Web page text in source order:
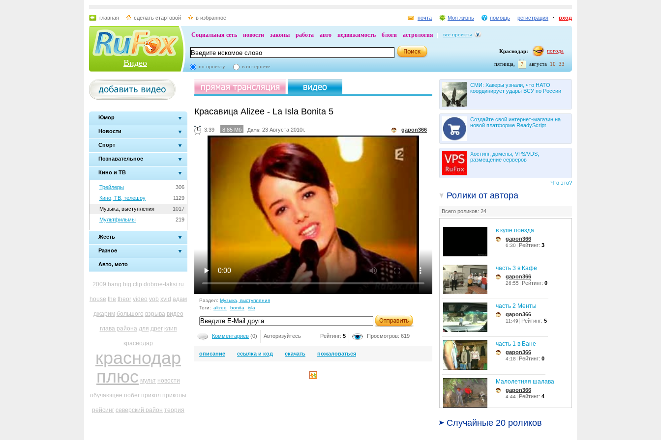
главная сделать стартовой в избранное почта Моя жизнь помощь регистрация вход
Видео
Социальная сеть новости законы работа авто недвижимость блоги астрология все проекты
Краснодар: погода
10 : 33
августа
7
пятница,
по проекту в интернете
Юмор
Новости
Спорт
Познавательное
Кино и ТВ
306
Трейлеры
1129
Кино, ТВ, телешоу
1017
Музыка, выступления
219
Мультфильмы
Жесть
Разное
Авто, мото
2009 bang big clip dobroe-taksi.ru
house the theor video vob xvid адам
джарим большого взрыва видео
глава района для дрег клип
краснодар
краснодар
плюс мульт новости
обучающее побег прикол приколы
рейсинг северский район теория
СМИ: Хакеры узнали, что НАТО
координирует удары ВСУ по России
Создайте свой интернет-магазин на
новой платформе ReadyScript
Хостинг, домены, VPS/VDS,
размещение серверов
Что это?
Ролики от автора
Всего роликов: 24
в купе поезда
gapon366
6:30 Рейтинг: 3
часть 3 в Кафе
gapon366
26:55 Рейтинг: 0
часть 2 Менты
gapon366
11:49 Рейтинг: 5
часть 1 в Бане
gapon366
4:18 Рейтинг: 0
Малолетняя шалава
gapon366
4:44 Рейтинг: 4
Crysis_2_nanosuit_tr...
gapon366
Случайные 20 роликов
Красавица Alizee - La Isla Bonita 5
3:39 8,85 Мб Дата: 23 Августа 2010г. gapon366
Раздел: Музыка, выступления
Теги: alizee bonita isla
Комментариев (0) Авторизуйтесь Рейтинг: 5 Просмотров: 619
описание ссылка и код скачать пожаловаться